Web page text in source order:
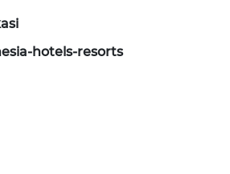
hotels-resorts